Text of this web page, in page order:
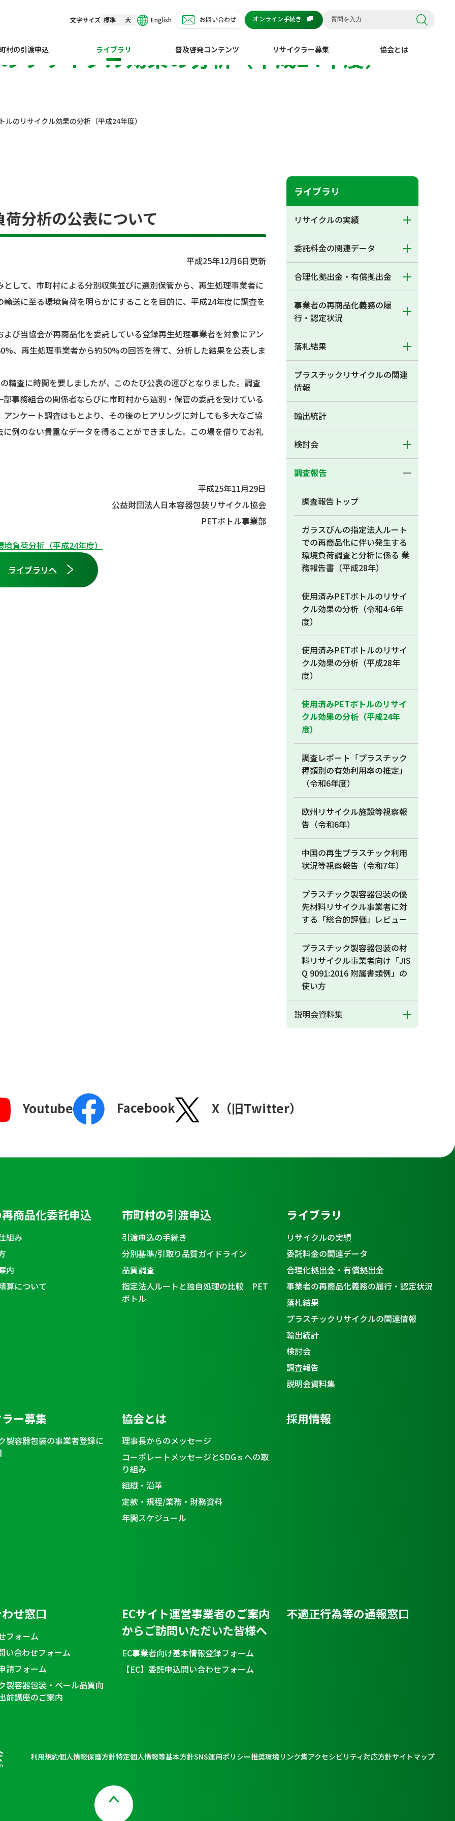
文字サイズ 標準 大 English お問い合わせ オンライン手続き
村の引渡申込 ライブラリ 普及啓発コンテンツ リサイクラー募集 協会とは
リサイクル効果の分析（平成24年度）
ルのリサイクル効果の分析（平成24年度）
分析の公表について
平成25年12月6日更新
して、市町村による分別収集並びに選別保管から、再生処理事業者に
送に至る環境負荷を明らかにすることを目的に、平成24年度に調査を
び当協会が再商品化を委託している登録再生処理事業者を対象にアン
、再生処理事業者から約50%の回答を得て、分析した結果を公表しま
精査に時間を要しましたが、このたび公表の運びとなりました。調査
事務組合の関係者ならびに市町村から選別・保管の委託を受けている
ンケート調査はもとより、その後のヒアリングに対しても多大なご協
例のない貴重なデータを得ることができました。この場を借りてお礼
平成25年11月29日
公益財団法人日本容器包装リサイクル協会
PETボトル事業部
負荷分析（平成24年度）
ライブラリへ
ライブラリ
リサイクルの実績
委託料金の関連データ
合理化拠出金・有償拠出金
事業者の再商品化義務の履
行・認定状況
落札結果
プラスチックリサイクルの関連
情報
輸出統計
検討会
調査報告
調査報告トップ
ガラスびんの指定法人ルート
での再商品化に伴い発生する
環境負荷調査と分析に係る 業
務報告書（平成28年）
使用済みPETボトルのリサイ
クル効果の分析（令和4-6年
度）
使用済みPETボトルのリサイ
クル効果の分析（平成28年
度）
使用済みPETボトルのリサイ
クル効果の分析（平成24年
度）
調査レポート「プラスチック
種類別の有効利用率の推定」
（令和6年度）
欧州リサイクル施設等視察報
告（令和6年）
中国の再生プラスチック利用
状況等視察報告（令和7年）
プラスチック製容器包装の優
先材料リサイクル事業者に対
する「総合的評価」レビュー
プラスチック製容器包装の材
料リサイクル事業者向け「JIS
Q 9091:2016 附属書類例」の
使い方
説明会資料集
Youtube Facebook X（旧Twitter）
商品化委託申込
組み
内
算について
市町村の引渡申込
引渡申込の手続き
分別基準/引取り品質ガイドライン
品質調査
指定法人ルートと独自処理の比較 PET
ボトル
ライブラリ
リサイクルの実績
委託料金の関連データ
合理化拠出金・有償拠出金
事業者の再商品化義務の履行・認定状況
落札結果
プラスチックリサイクルの関連情報
輸出統計
検討会
調査報告
説明会資料集
ー募集
製容器包装の事業者登録に
協会とは
理事長からのメッセージ
コーポレートメッセージとSDGｓへの取
り組み
組織・沿革
定款・規程/業務・財務資料
年間スケジュール
採用情報
せ窓口
フォーム
い合わせフォーム
請フォーム
製容器包装・ベール品質向
前講座のご案内
ECサイト運営事業者のご案内
からご訪問いただいた皆様へ
EC事業者向け基本情報登録フォーム
【EC】委託申込問い合わせフォーム
不適正行為等の通報窓口
利用規約個人情報保護方針特定個人情報等基本方針SNS運用ポリシー推奨環境リンク集アクセシビリティ対応方針サイトマップ